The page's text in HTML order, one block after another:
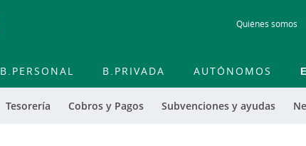
to
Quiénes somos
B.PERSONAL B.PRIVADA AUTÓNOMOS
Tesorería Cobros y Pagos Subvenciones y ayudas